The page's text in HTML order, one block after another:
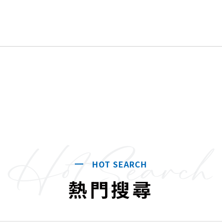
Hot Search
HOT SEARCH
熱門搜尋